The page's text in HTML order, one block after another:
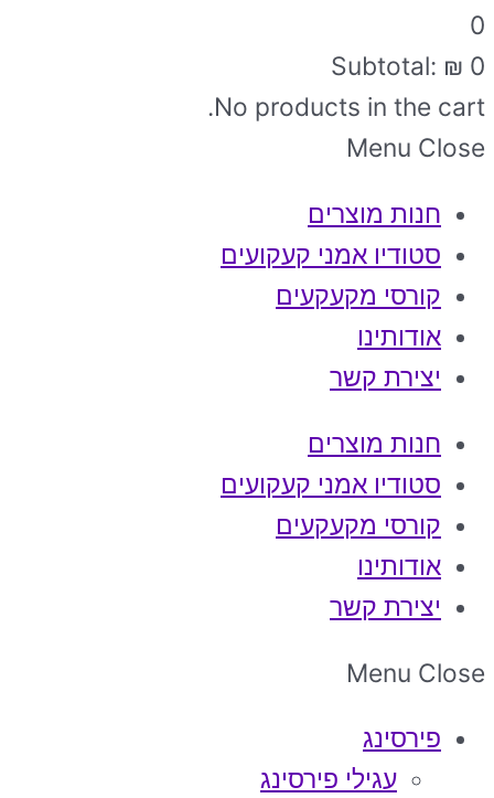
0
Subtotal: ₪ 0
No products in the cart.
Menu Close
חנות מוצרים
סטודיו אמני קעקועים
קורסי מקעקעים
אודותינו
יצירת קשר
חנות מוצרים
סטודיו אמני קעקועים
קורסי מקעקעים
אודותינו
יצירת קשר
Menu Close
פירסינג
עגילי פירסינג